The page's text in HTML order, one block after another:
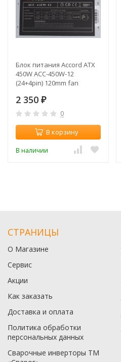
Блок питания Accord ATX
450W ACC-450W-12
(24+4pin) 120mm fan
2 350 ₽
0
В корзину
В наличии
СТРАНИЦЫ
О Магазине
Сервис
Акции
Как заказать
Доставка и оплата
Политика обработки
персональных данных
Сварочные инверторы ТМ